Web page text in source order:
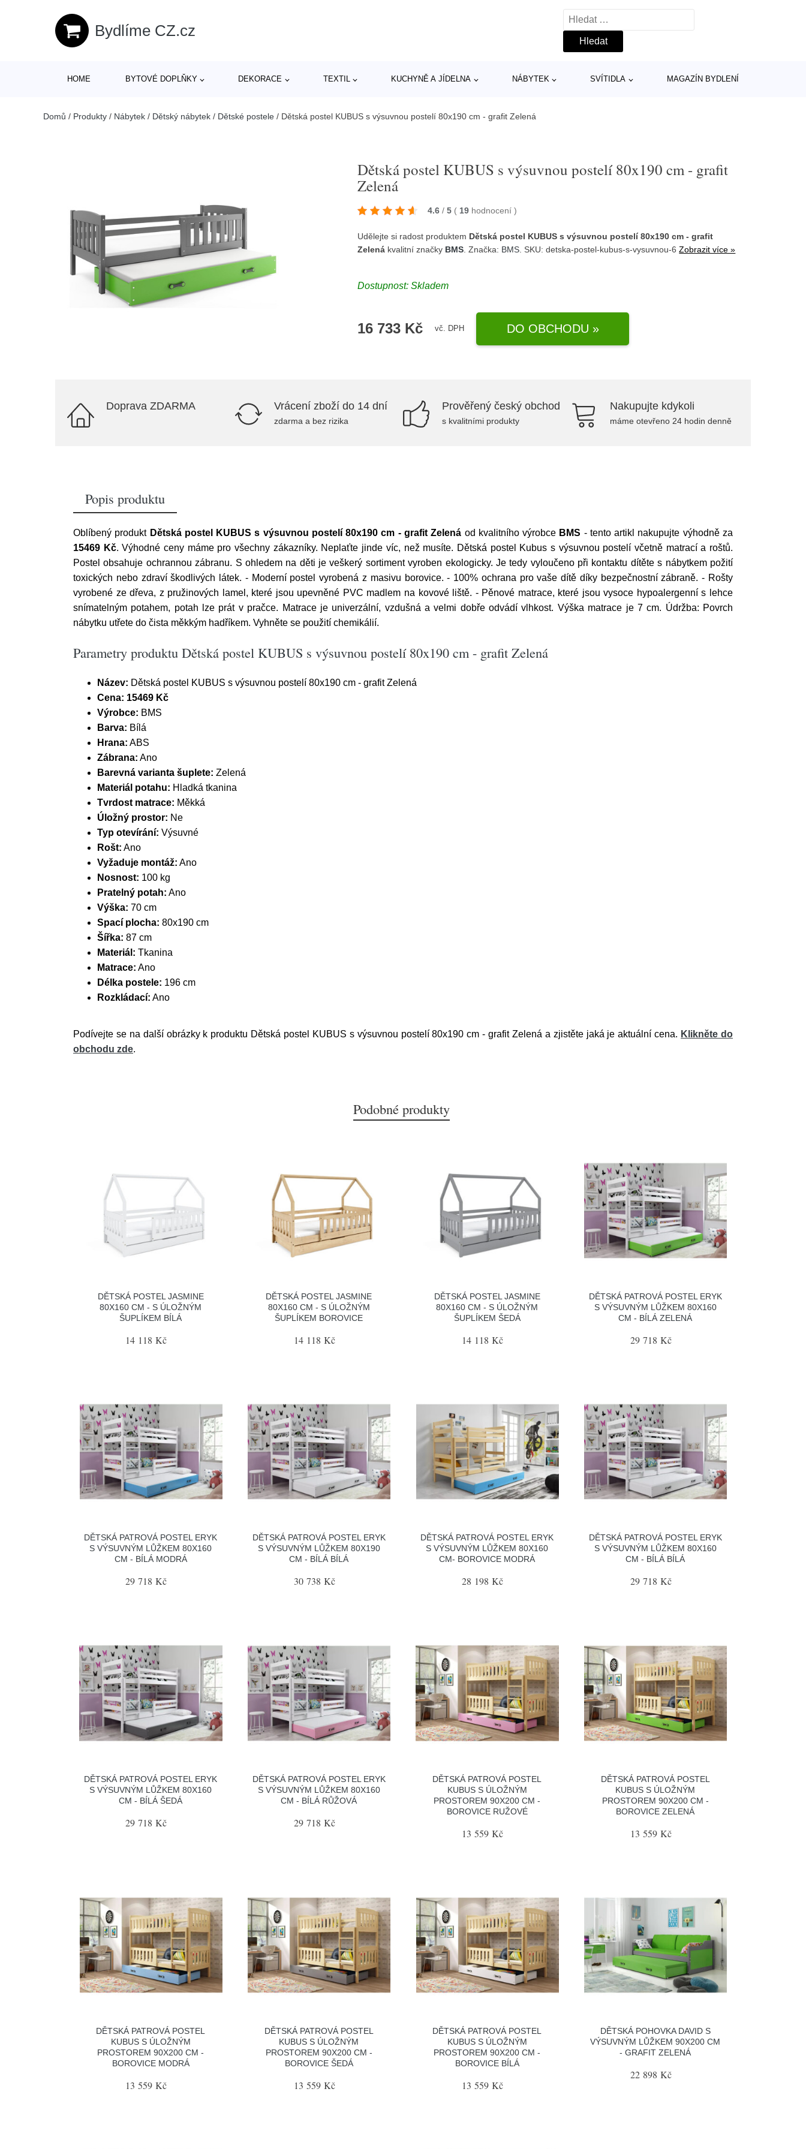
Bydlíme CZ.cz
Vyhledávání
HOME BYTOVÉ DOPLŇKY DEKORACE TEXTIL KUCHYNĚ A JÍDELNA NÁBYTEK SVÍTIDLA MAGAZÍN BYDLENÍ
Domů / Produkty / Nábytek / Dětský nábytek / Dětské postele / Dětská postel KUBUS s výsuvnou postelí 80x190 cm - grafit Zelená
Dětská postel KUBUS s výsuvnou postelí 80x190 cm - grafit
Zelená
4.6 / 5 ( 19 hodnocení)
Udělejte si radost produktem Dětská postel KUBUS s výsuvnou postelí 80x190 cm - grafit
Zelená kvalitní značky BMS . Značka: BMS . SKU: detska-postel-kubus-s-vysuvnou-6Zobrazit více »
Dostupnost:Skladem
16 733 Kč vč. DPH DO OBCHODU »
Doprava ZDARMA Vrácení zboží do 14 dní
zdarma a bez rizika
Prověřený český obchod
s kvalitními produkty
Nakupujte kdykoli
máme otevřeno 24 hodin denně
Popis produktu
Oblíbený produkt Dětská postel KUBUS s výsuvnou postelí 80x190 cm - grafit Zelená od kvalitního výrobce BMS - tento artikl nakupujte výhodně za
15469 Kč. Výhodné ceny máme pro všechny zákazníky. Neplaťte jinde víc, než musíte. Dětská postel Kubus s výsuvnou postelí včetně matrací a roštů.
Postel obsahuje ochrannou zábranu. S ohledem na děti je veškerý sortiment vyroben ekologicky. Je tedy vyloučeno při kontaktu dítěte s nábytkem požití
toxických nebo zdraví škodlivých látek. - Moderní postel vyrobená z masivu borovice. - 100% ochrana pro vaše dítě díky bezpečnostní zábraně. - Rošty
vyrobené ze dřeva, z pružinových lamel, které jsou upevněné PVC madlem na kovové liště. - Pěnové matrace, které jsou vysoce hypoalergenní s lehce
snímatelným potahem, potah lze prát v pračce. Matrace je univerzální, vzdušná a velmi dobře odvádí vlhkost. Výška matrace je 7 cm. Údržba: Povrch
nábytku utřete do čista měkkým hadříkem. Vyhněte se použití chemikálií.
Parametry produktu Dětská postel KUBUS s výsuvnou postelí 80x190 cm - grafit Zelená
Název: Dětská postel KUBUS s výsuvnou postelí 80x190 cm - grafit Zelená
Cena: 15469 Kč
Výrobce: BMS
Barva: Bílá
Hrana: ABS
Zábrana: Ano
Barevná varianta šuplete: Zelená
Materiál potahu: Hladká tkanina
Tvrdost matrace: Měkká
Úložný prostor: Ne
Typ otevírání: Výsuvné
Rošt: Ano
Vyžaduje montáž: Ano
Nosnost: 100 kg
Pratelný potah: Ano
Výška: 70 cm
Spací plocha: 80x190 cm
Šířka: 87 cm
Materiál: Tkanina
Matrace: Ano
Délka postele: 196 cm
Rozkládací: Ano
Podívejte se na další obrázky k produktu Dětská postel KUBUS s výsuvnou postelí 80x190 cm - grafit Zelená a zjistěte jaká je aktuální cena. Klikněte do
obchodu zde.
Podobné produkty
DĚTSKÁ POSTEL JASMINE
80X160 CM - S ÚLOŽNÝM
ŠUPLÍKEM BÍLÁ
14 118 Kč
DĚTSKÁ POSTEL JASMINE
80X160 CM - S ÚLOŽNÝM
ŠUPLÍKEM BOROVICE
14 118 Kč
DĚTSKÁ POSTEL JASMINE
80X160 CM - S ÚLOŽNÝM
ŠUPLÍKEM ŠEDÁ
14 118 Kč
DĚTSKÁ PATROVÁ POSTEL ERYK
S VÝSUVNÝM LŮŽKEM 80X160
CM - BÍLÁ ZELENÁ
29 718 Kč
DĚTSKÁ PATROVÁ POSTEL ERYK
S VÝSUVNÝM LŮŽKEM 80X160
CM - BÍLÁ MODRÁ
29 718 Kč
DĚTSKÁ PATROVÁ POSTEL ERYK
S VÝSUVNÝM LŮŽKEM 80X190
CM - BÍLÁ BÍLÁ
30 738 Kč
DĚTSKÁ PATROVÁ POSTEL ERYK
S VÝSUVNÝM LŮŽKEM 80X160
CM- BOROVICE MODRÁ
28 198 Kč
DĚTSKÁ PATROVÁ POSTEL ERYK
S VÝSUVNÝM LŮŽKEM 80X160
CM - BÍLÁ BÍLÁ
29 718 Kč
DĚTSKÁ PATROVÁ POSTEL ERYK
S VÝSUVNÝM LŮŽKEM 80X160
CM - BÍLÁ ŠEDÁ
29 718 Kč
DĚTSKÁ PATROVÁ POSTEL ERYK
S VÝSUVNÝM LŮŽKEM 80X160
CM - BÍLÁ RŮŽOVÁ
29 718 Kč
DĚTSKÁ PATROVÁ POSTEL
KUBUS S ÚLOŽNÝM
PROSTOREM 90X200 CM -
BOROVICE RUŽOVÉ
13 559 Kč
DĚTSKÁ PATROVÁ POSTEL
KUBUS S ÚLOŽNÝM
PROSTOREM 90X200 CM -
BOROVICE ZELENÁ
13 559 Kč
DĚTSKÁ PATROVÁ POSTEL
KUBUS S ÚLOŽNÝM
PROSTOREM 90X200 CM -
BOROVICE MODRÁ
13 559 Kč
DĚTSKÁ PATROVÁ POSTEL
KUBUS S ÚLOŽNÝM
PROSTOREM 90X200 CM -
BOROVICE ŠEDÁ
13 559 Kč
DĚTSKÁ PATROVÁ POSTEL
KUBUS S ÚLOŽNÝM
PROSTOREM 90X200 CM -
BOROVICE BÍLÁ
13 559 Kč
DĚTSKÁ POHOVKA DAVID S
VÝSUVNÝM LŮŽKEM 90X200 CM
- GRAFIT ZELENÁ
22 898 Kč